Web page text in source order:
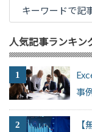
人気記事ランキン
事